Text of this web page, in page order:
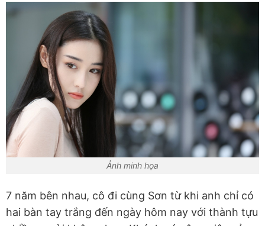
Ảnh minh họa
7 năm bên nhau, cô đi cùng Sơn từ khi anh chỉ có
hai bàn tay trắng đến ngày hôm nay với thành tựu